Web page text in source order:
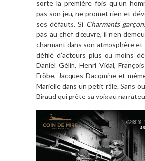
sorte la première fois qu’un
pas son jeu, ne promet rien et
ses défauts. Si Charmants
pas au chef d’œuvre, il n’en
charmant dans son atmosphère et
défilé d’acteurs plus ou moins
Daniel Gélin, Henri Vidal,
Fröbe, Jacques Dacqmine et
Marielle dans un petit rôle. Sans
Biraud qui prête sa voix au